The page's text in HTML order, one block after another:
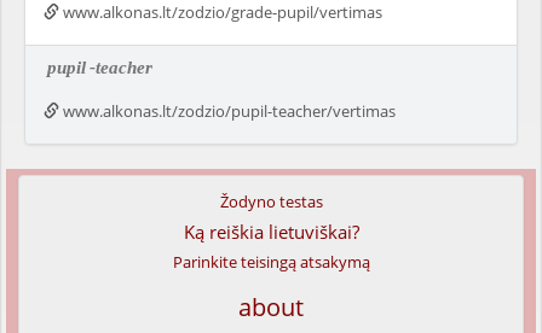
www.alkonas.lt/zodzio/grade-pupil/vertimas
pupil-teacher
www.alkonas.lt/zodzio/pupil-teacher/vertimas
Žodyno testas
Ką reiškia lietuviškai?
Parinkite teisingą atsakymą
about